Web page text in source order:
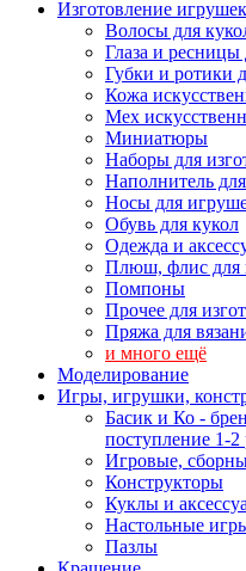
Изготовление
Волосы для
Глаза и
Губки и ротики
Кожа
Мех
Миниатюры
Наборы для
Наполнитель
Носы для
Обувь для кукол
Одежда и
Плюш, флис для
Помпоны
Прочее для
Пряжа для
и много ещё
Моделирование
Игры, игрушки,
Басик и Ко -
поступление 1-2
Игровые,
Конструкторы
Куклы и
Настольные
Пазлы